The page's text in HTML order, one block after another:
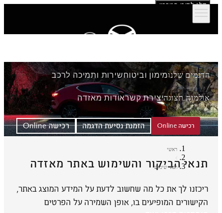
דלג לתוכן המרכזי
הדגמים שלנומימון וביטוחשירות ותמיכה לרכב
אולמות תצוגהיצירת קשראודות מאזדה
רכישה Online הזמנת נסיעת הדגמה רכישה Online
ראשי
תנאי שימוש
תנאי הביקור והשימוש באתר מאזדה
ריכזנו לך את כל מה שחשוב לדעת על המידע המוצג באתר,
הקישורים המופיעים בו, אופן השמירה על הפרטים